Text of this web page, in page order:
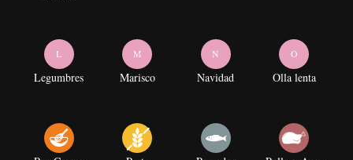
L
Legumbres
M
Marisco
N
Navidad
O
Olla lenta